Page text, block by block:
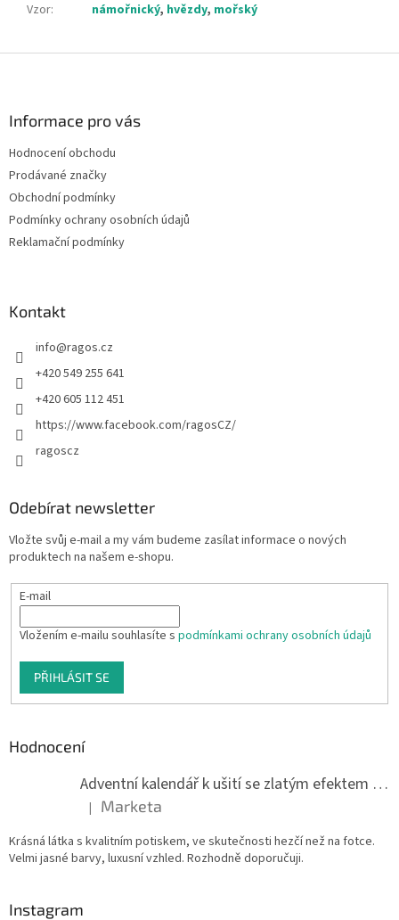
Vzor: námořnický, hvězdy, mořský
Informace pro vás
Hodnocení obchodu
Prodávané značky
Obchodní podmínky
Podmínky ochrany osobních údajů
Reklamační podmínky
Kontakt
info@ragos.cz
+420 549 255 641
+420 605 112 451
https://www.facebook.com/ragosCZ/
ragoscz
Odebírat newsletter
Vložte svůj e-mail a my vám budeme zasílat informace o nových
produktech na našem e-shopu.
E-mail
Vložením e-mailu souhlasíte s podmínkami ochrany osobních údajů
PŘIHLÁSIT SE
Hodnocení
Adventní kalendář k ušití se zlatým efektem 042Q
Hodnocení produktu je 5 z 5 hvězdiček.
| Marketa
Krásná látka s kvalitním potiskem, ve skutečnosti hezčí než na fotce.
Velmi jasné barvy, luxusní vzhled. Rozhodně doporučuji.
Instagram